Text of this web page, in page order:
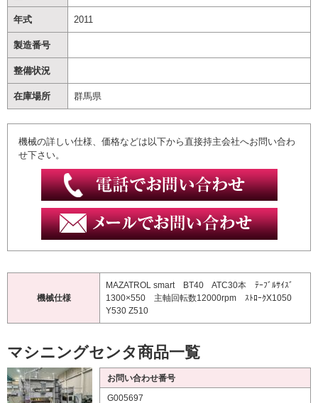
年式 2011
製造番号
整備状況
在庫場所 群馬県
機械の詳しい仕様、価格などは以下から直接持主会社へお問い合わ
せ下さい。
機械仕様
MAZATROL smart BT40 ATC30本 ﾃｰﾌﾞﾙｻｲｽﾞ
1300×550 主軸回転数12000rpm ｽﾄﾛｰｸX1050
Y530 Z510
マシニングセンタ商品一覧
お問い合わせ番号
G005697